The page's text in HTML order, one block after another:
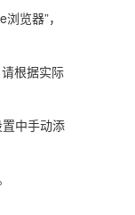
览器”，
根据实际
中手动添